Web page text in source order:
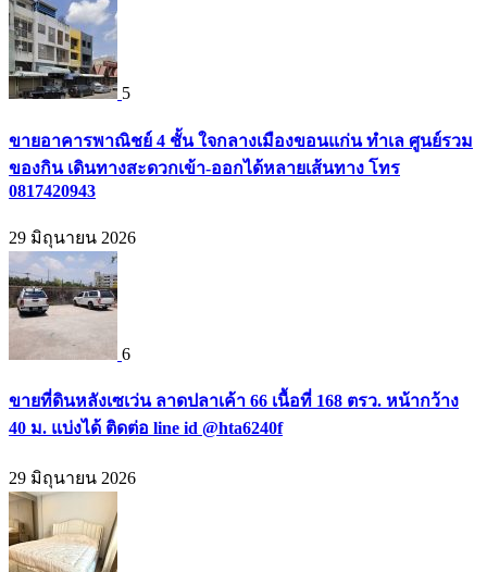
5
ขายอาคารพาณิชย์ 4 ชั้น ใจกลางเมืองขอนแก่น ทำเล ศูนย์รวม
ของกิน เดินทางสะดวกเข้า-ออกได้หลายเส้นทาง โทร
0817420943
29 มิถุนายน 2026
6
ขายที่ดินหลังเซเว่น ลาดปลาเค้า 66 เนื้อที่ 168 ตรว. หน้ากว้าง
40 ม. แบ่งได้ ติดต่อ line id @hta6240f
29 มิถุนายน 2026